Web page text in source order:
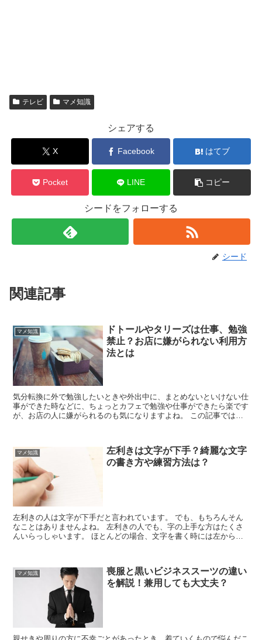
テレビ マメ知識
シェアする
X Facebook はてブ
Pocket LINE コピー
シードをフォローする
シード
関連記事
マメ知識
ドトールやタリーズは仕事、勉強
禁止？お店に嫌がられない利用方
法とは
気分転換に外で勉強したいときや外出中に、まとめないといけない仕
事ができた時などに、ちょっとカフェで勉強や仕事ができたら楽です
が、お店の人に嫌がられるのも気になりますよね。 この記事ではそ
マメ知識
左利きは文字が下手？綺麗な文字
の書き方や練習方法は？
左利きの人は文字が下手だと言われています。 でも、もちろんそん
なことはありませんよね。 左利きの人でも、字の上手な方はたくさ
んいらっしゃいます。 ほとんどの場合、文字を書く時には左から右
マメ知識
喪服と黒いビジネススーツの違い
を解説！兼用しても大丈夫？
親せきや周りの方に不幸ごとがあったとき、着ていくもので悩んだこ